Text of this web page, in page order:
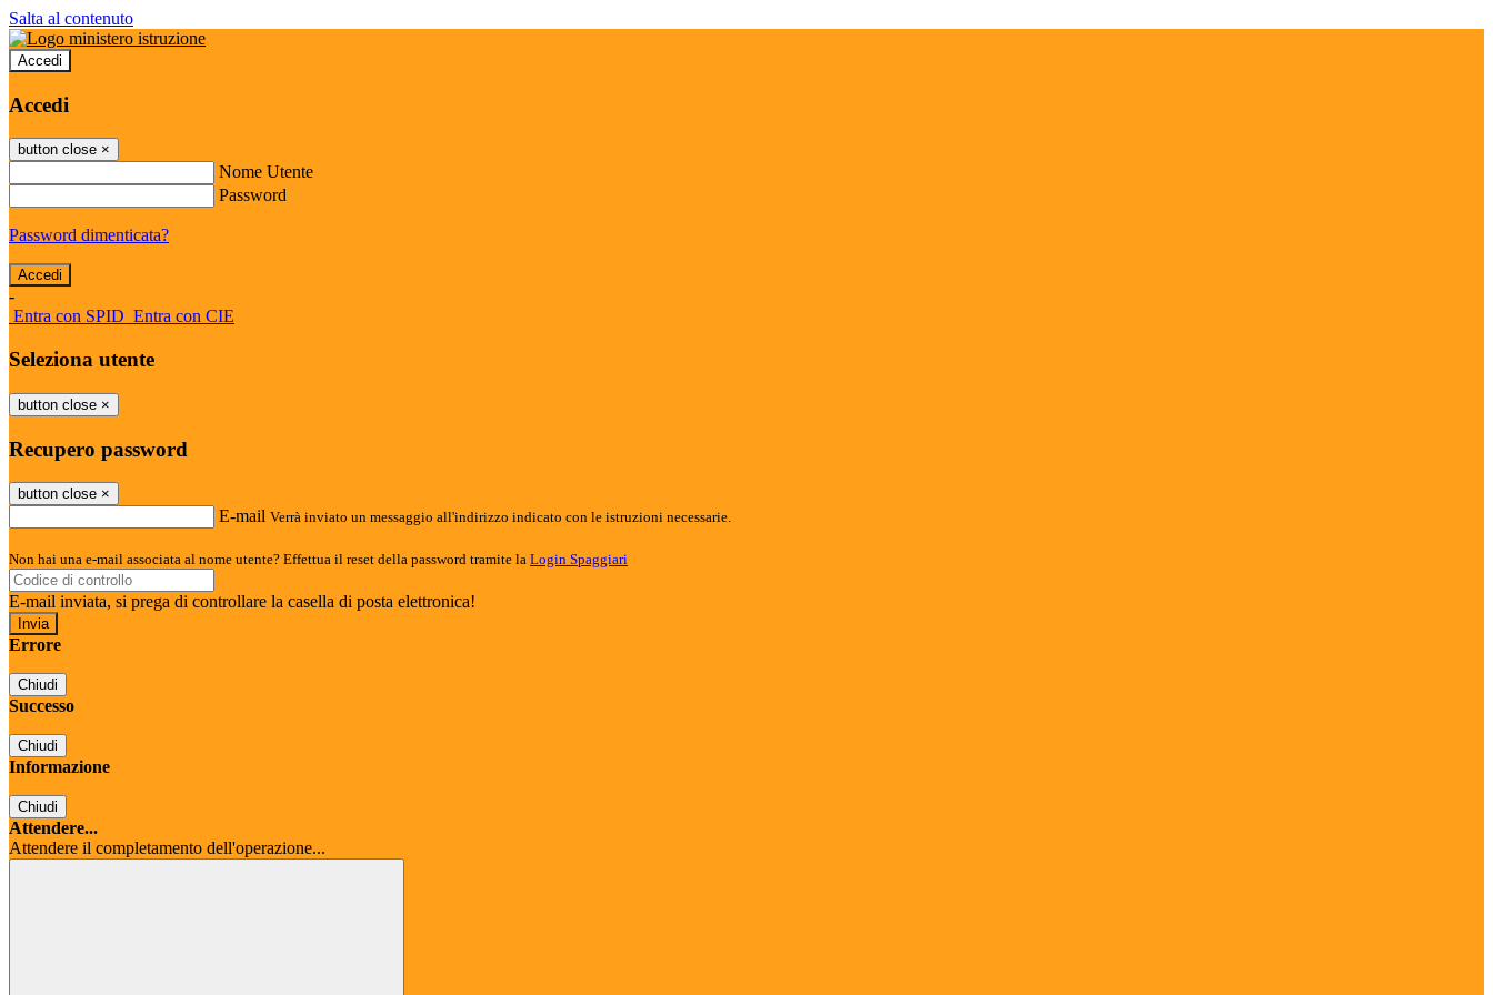
Salta al contenuto
Accedi
Accedi
button close ×
Nome Utente
Password
Password dimenticata?
-
Entra con SPID Entra con CIE
Seleziona utente
button close ×
Recupero password
button close ×
E-mail Verrà inviato un messaggio all'indirizzo indicato con le istruzioni necessarie.
Non hai una e-mail associata al nome utente? Effettua il reset della password tramite la Login Spaggiari
E-mail inviata, si prega di controllare la casella di posta elettronica!
Errore
Chiudi
Successo
Chiudi
Informazione
Chiudi
Attendere...
Attendere il completamento dell'operazione...